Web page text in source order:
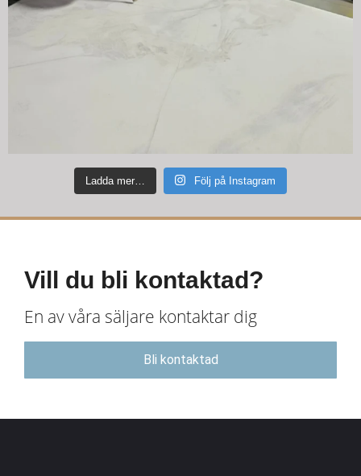
Ladda mer… Följ på Instagram
Vill du bli kontaktad?
En av våra säljare kontaktar dig
Bli kontaktad